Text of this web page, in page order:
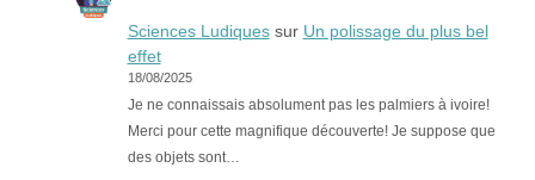
Sciences Ludiquessur Un polissage du plus bel
effet
18/08/2025
Je ne connaissais absolument pas les palmiers à ivoire!
Merci pour cette magnifique découverte! Je suppose que
des objets sont…